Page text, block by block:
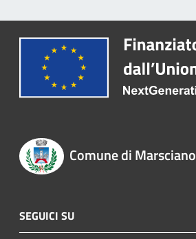
Comune di Marsciano
SEGUICI SU